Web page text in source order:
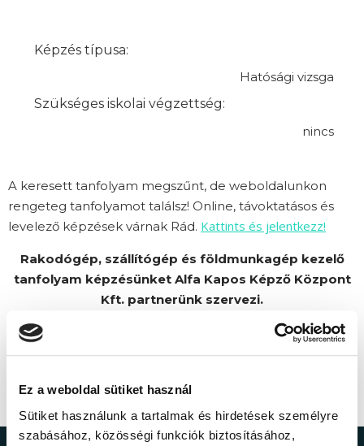
Ez a weboldal sütiket használ
Sütiket használunk a tartalmak és hirdetések személyre
szabásához, közösségi funkciók biztosításához,
Képzés típusa:
Hatósági vizsga
Szükséges iskolai végzettség:
nincs
A keresett tanfolyam megszűnt, de weboldalunkon
rengeteg tanfolyamot találsz! Online, távoktatásos és
levelező képzések várnak Rád. Kattints és jelentkezz!
Rakodógép, szállítógép és földmunkagép kezelő
tanfolyam képzésünket Alfa Kapos Képző Központ
Kft. partnerünk szervezi.